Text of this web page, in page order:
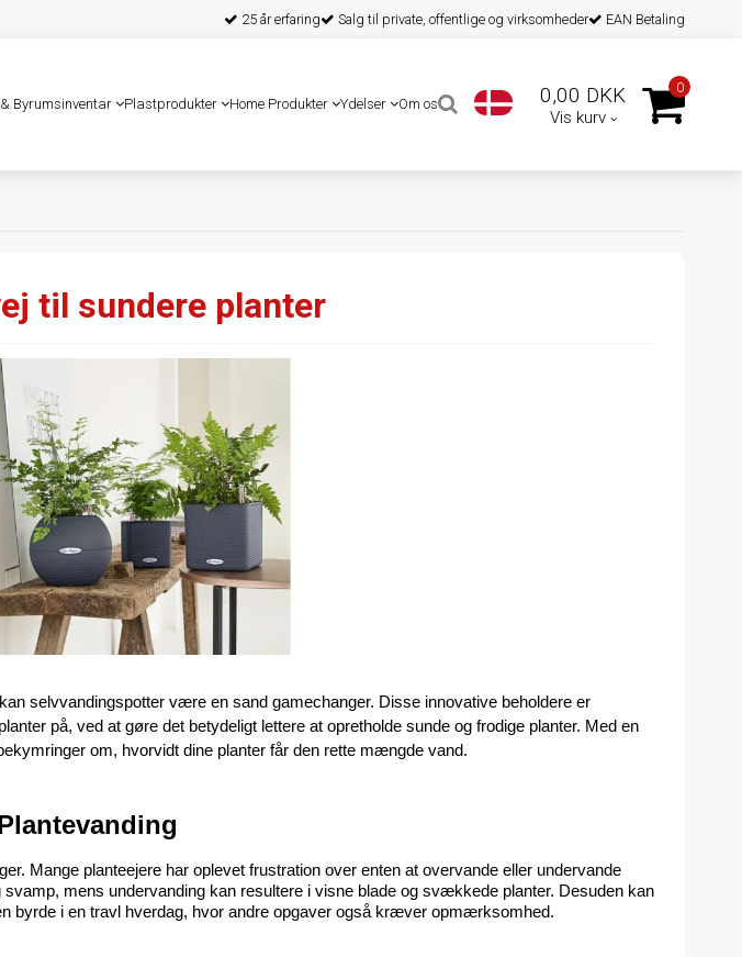
25 år erfaring Salg til private, offentlige og virksomheder EAN Betaling
Byrumsinventar Plastprodukter Home Produkter Ydelser Om os 0,00 DKK
Vis kurv
0
til sundere planter
selvvandingspotter være en sand gamechanger. Disse innovative beholdere er
på, ved at gøre det betydeligt lettere at opretholde sunde og frodige planter. Med en
om, hvorvidt dine planter får den rette mængde vand.
Mange planteejere har oplevet frustration over enten at overvande eller undervande
mens undervanding kan resultere i visne blade og svækkede planter. Desuden kan
byrde i en travl hverdag, hvor andre opgaver også kræver opmærksomhed.